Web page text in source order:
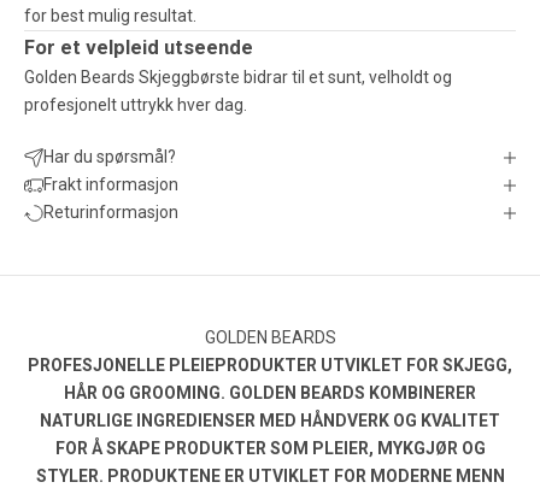
for best mulig resultat.
For et velpleid utseende
Golden Beards Skjeggbørste bidrar til et sunt, velholdt og
profesjonelt uttrykk hver dag.
Har du spørsmål?
Frakt informasjon
Returinformasjon
GOLDEN BEARDS
PROFESJONELLE PLEIEPRODUKTER UTVIKLET FOR SKJEGG,
HÅR OG GROOMING. GOLDEN BEARDS KOMBINERER
NATURLIGE INGREDIENSER MED HÅNDVERK OG KVALITET
FOR Å SKAPE PRODUKTER SOM PLEIER, MYKGJØR OG
STYLER. PRODUKTENE ER UTVIKLET FOR MODERNE MENN